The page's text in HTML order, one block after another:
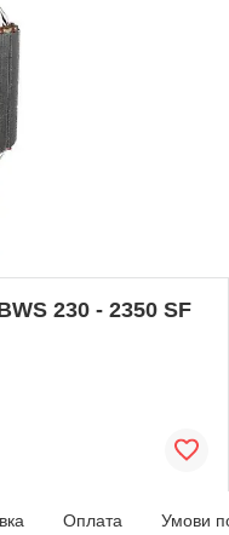
230 - 2350 SF
Оплата Умови